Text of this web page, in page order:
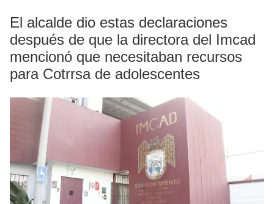
El alcalde dio estas declaraciones
después de que la directora del Imcad
mencionó que necesitaban recursos
para Cotrrsa de adolescentes